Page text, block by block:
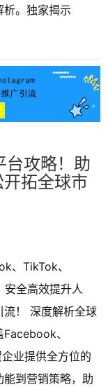
析。独家揭示
台攻略！助
拓全球市
、TikTok、
安全高效提升人
流！ 深度解析全球
、
业提供全方位的
到营销策略，助